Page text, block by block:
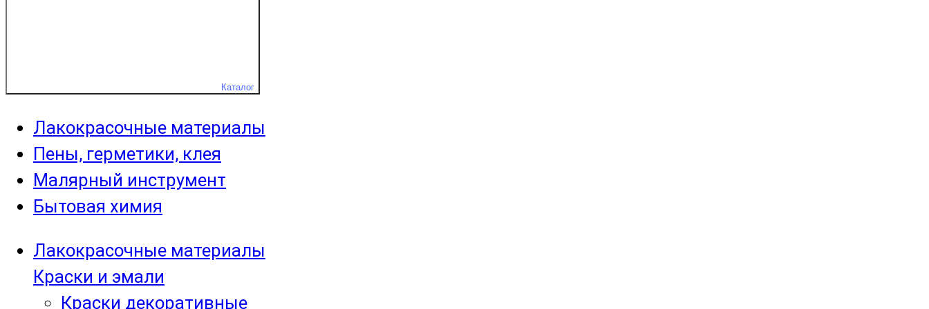
Каталог
Лакокрасочные материалы
Пены, герметики, клея
Малярный инструмент
Бытовая химия
Лакокрасочные материалы
Краски и эмали
Краски декоративные